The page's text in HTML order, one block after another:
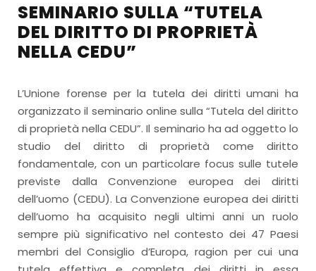
SEMINARIO SULLA “TUTELA
DEL DIRITTO DI PROPRIETÀ
NELLA CEDU”
L’Unione forense per la tutela dei diritti umani ha
organizzato il seminario online sulla “Tutela del diritto
di proprietà nella CEDU”. Il seminario ha ad oggetto lo
studio del diritto di proprietà come diritto
fondamentale, con un particolare focus sulle tutele
previste dalla Convenzione europea dei diritti
dell’uomo (CEDU). La Convenzione europea dei diritti
dell’uomo ha acquisito negli ultimi anni un ruolo
sempre più significativo nel contesto dei 47 Paesi
membri del Consiglio d’Europa, ragion per cui una